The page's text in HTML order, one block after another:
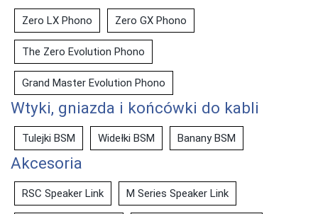
Zero LX Phono Zero GX Phono
The Zero Evolution Phono
Grand Master Evolution Phono
Wtyki, gniazda i końcówki do kabli
Tulejki BSM Widełki BSM Banany BSM
Akcesoria
RSC Speaker Link M Series Speaker Link